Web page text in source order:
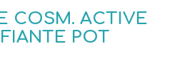
COSM. ACTIVE
POT